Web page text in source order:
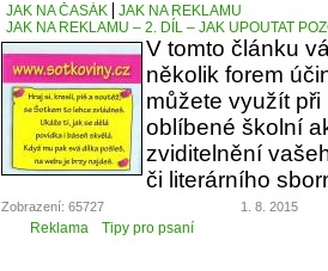
JAK NA ČASÁK
JAK NA REKLAMU
JAK NA REKLAMU – 2. DÍL – JAK UPOUTAT
V tomto článku
několik forem
můžete využít
oblíbené školní
zviditelnění
či literárního
Zobrazení: 65727 1. 8. 2015
Reklama Tipy pro psaní